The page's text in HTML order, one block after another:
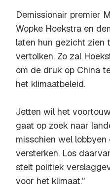
Demissionair premier
Wopke Hoekstra en
laten hun gezicht zien
vertolken. Zo zal
om de druk op China
het klimaatbeleid.
Jetten wil het
gaat op zoek naar
misschien wel
versterken. Los
stelt politiek
voor het klimaat."